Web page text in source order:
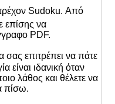
Sudoku. Από
επίσης να
PDF.
σας επιτρέπει να πάτε
είναι ιδανική όταν
λάθος και θέλετε να
πίσω.